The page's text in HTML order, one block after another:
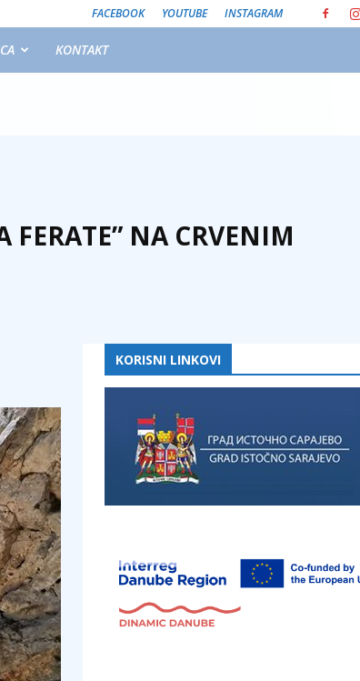
FACEBOOK YOUTUBE INSTAGRAM
KONTAKT
NA CRVENIM
KORISNI LINKOVI